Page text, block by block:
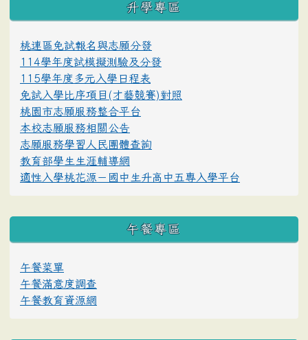
升學專區
桃連區免試報名與志願分發
114學年度試模擬測驗及分發
115學年度多元入學日程表
免試入學比序項目(才藝競賽)對照
桃園市志願服務整合平台
本校志願服務相關公告
志願服務學習人民團體查詢
教育部學生生涯輔導網
適性入學桃花源－國中生升高中五專入學平台
午餐專區
午餐菜單
午餐滿意度調查
午餐教育資源網